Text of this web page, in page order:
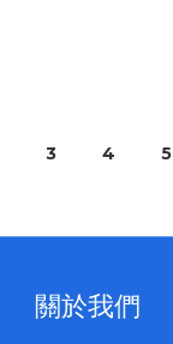
3 4 5
關於我們